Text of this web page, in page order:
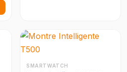
SMARTWATCH